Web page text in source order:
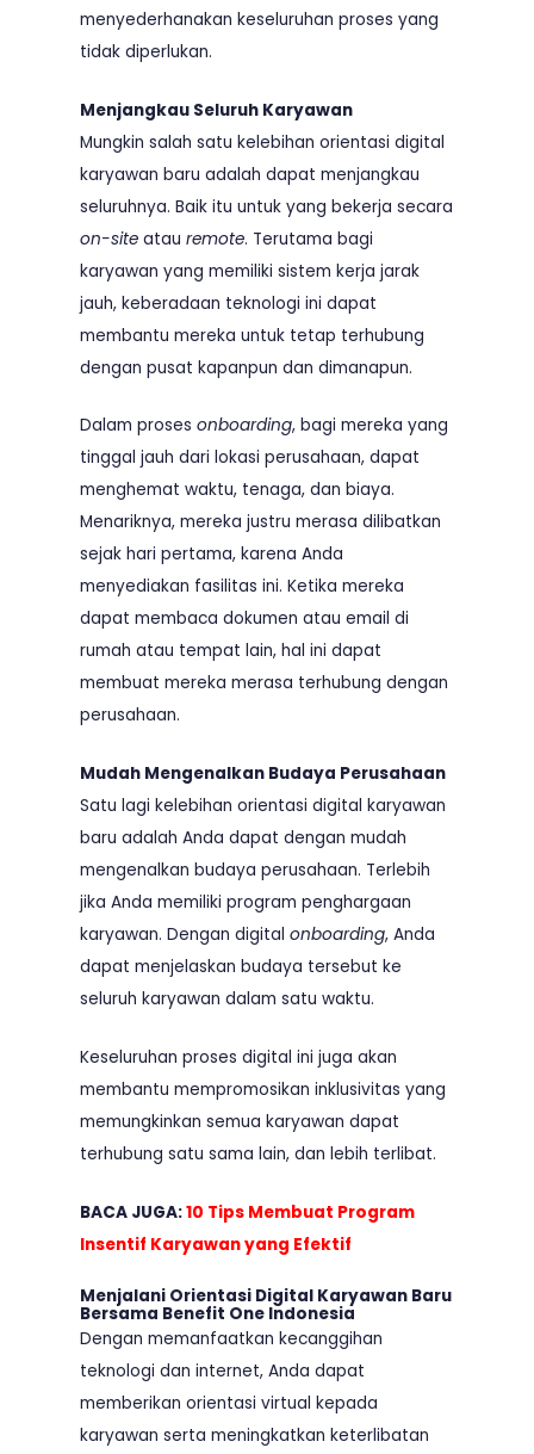
menyederhanakan keseluruhan proses yang
tidak diperlukan.
Menjangkau Seluruh Karyawan
Mungkin salah satu kelebihan orientasi digital
karyawan baru adalah dapat menjangkau
seluruhnya. Baik itu untuk yang bekerja secara
on-site atau remote. Terutama bagi
karyawan yang memiliki sistem kerja jarak
jauh, keberadaan teknologi ini dapat
membantu mereka untuk tetap terhubung
dengan pusat kapanpun dan dimanapun.
Dalam proses onboarding, bagi mereka yang
tinggal jauh dari lokasi perusahaan, dapat
menghemat waktu, tenaga, dan biaya.
Menariknya, mereka justru merasa dilibatkan
sejak hari pertama, karena Anda
menyediakan fasilitas ini. Ketika mereka
dapat membaca dokumen atau email di
rumah atau tempat lain, hal ini dapat
membuat mereka merasa terhubung dengan
perusahaan.
Mudah Mengenalkan Budaya Perusahaan
Satu lagi kelebihan orientasi digital karyawan
baru adalah Anda dapat dengan mudah
mengenalkan budaya perusahaan. Terlebih
jika Anda memiliki program penghargaan
karyawan. Dengan digital onboarding, Anda
dapat menjelaskan budaya tersebut ke
seluruh karyawan dalam satu waktu.
Keseluruhan proses digital ini juga akan
membantu mempromosikan inklusivitas yang
memungkinkan semua karyawan dapat
terhubung satu sama lain, dan lebih terlibat.
BACA JUGA:10 Tips Membuat Program
Insentif Karyawan yang Efektif
Menjalani Orientasi Digital Karyawan Baru
Bersama Benefit One Indonesia
Dengan memanfaatkan kecanggihan
teknologi dan internet, Anda dapat
memberikan orientasi virtual kepada
karyawan serta meningkatkan keterlibatan